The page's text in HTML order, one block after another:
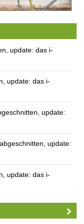
Das heiß ersehnte Sport- und Funktionsgebäude des MTV Berg wächst
update: das i-
update: das i-
update:
update:
update: das i-